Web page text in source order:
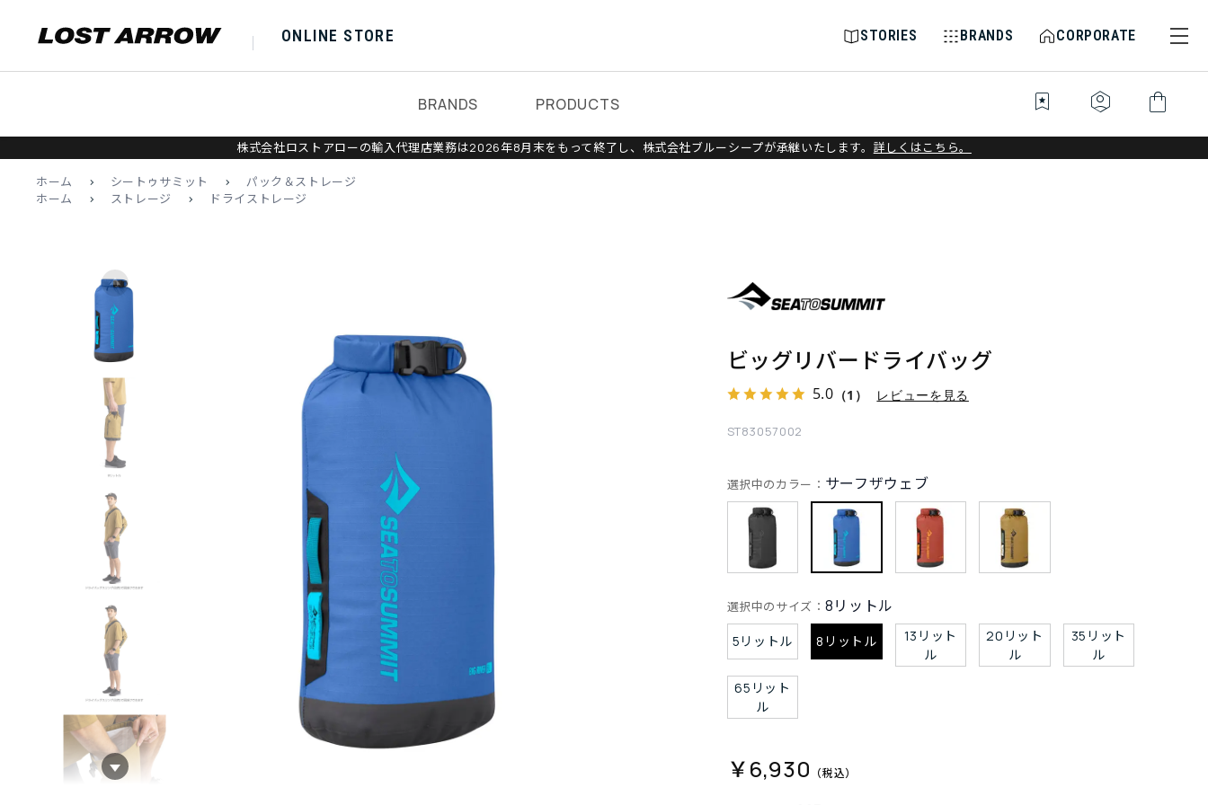
ONLINE STORE STORIES BRANDS CORPORATE
BRANDS PRODUCTS bookmark_star identity_platform shopping_bag
株式会社ロストアローの輸入代理店業務は2026年8月末をもって終了し、株式会社ブルーシープが承継いたします。 詳しくはこちら。
ホーム > シートゥサミット >
パック＆ストレージ
ホーム
> ストレージ > ドライストレージ
ビッグリバードライバッグ
5.0 （1） レビューを見る
ST83057002
選択中のカラー： サーフザウェブ
選択中のサイズ： 8リットル
5リットル 8リットル
13リット
ル
20リット
ル
35リット
ル
65リット
ル
￥6,930